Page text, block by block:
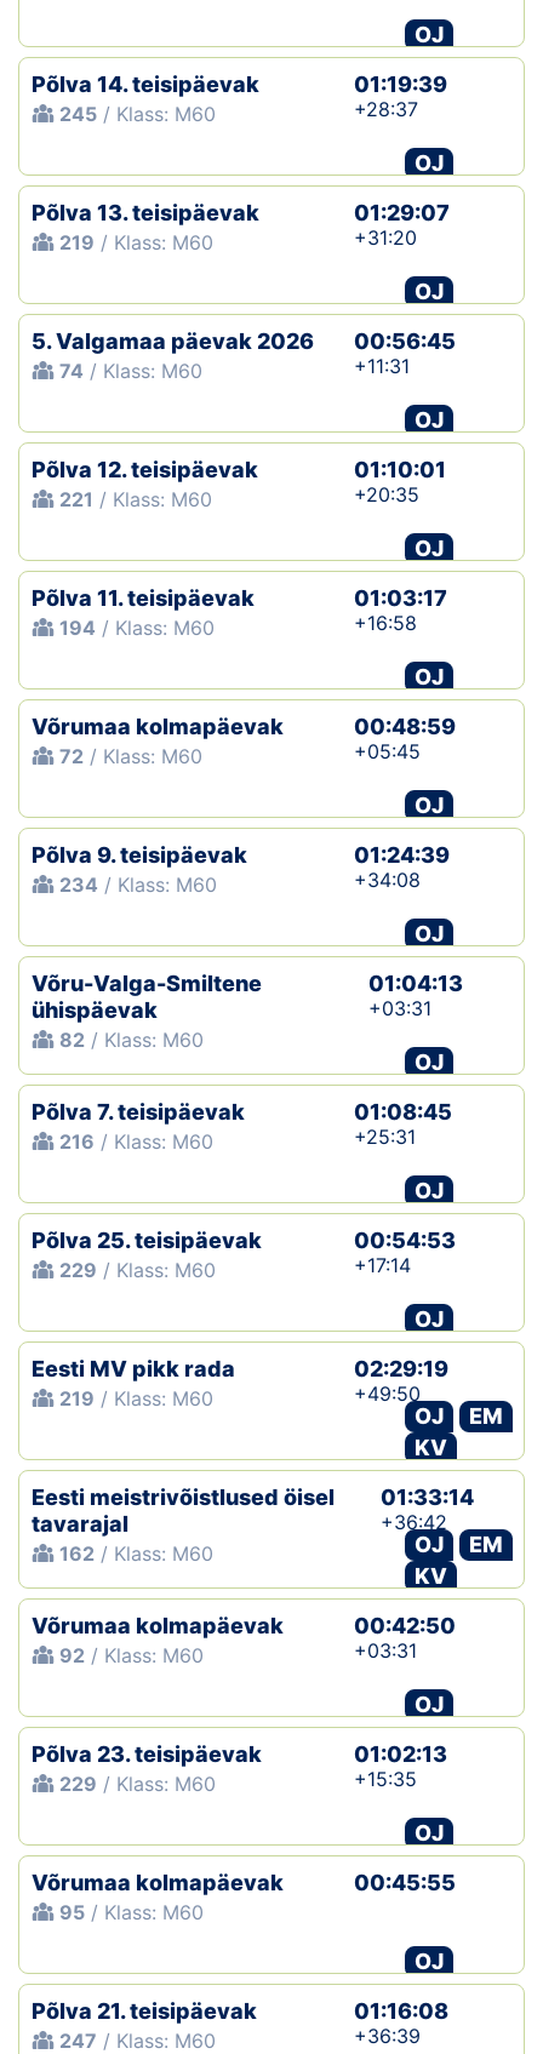
Tulemused
Klubid
Suletud maastikud
Püsirajad
Ajalugu
Koolitused
OJ
Põlva 14. teisipäevak
245 / Klass: M60
01:19:39
+28:37
OJ
Põlva 13. teisipäevak
219 / Klass: M60
01:29:07
+31:20
OJ
5. Valgamaa päevak 2026
74 / Klass: M60
00:56:45
+11:31
OJ
Põlva 12. teisipäevak
221 / Klass: M60
01:10:01
+20:35
OJ
Põlva 11. teisipäevak
194 / Klass: M60
01:03:17
+16:58
OJ
Võrumaa kolmapäevak
72 / Klass: M60
00:48:59
+05:45
OJ
Põlva 9. teisipäevak
234 / Klass: M60
01:24:39
+34:08
OJ
Võru-Valga-Smiltene
ühispäevak
82 / Klass: M60
01:04:13
+03:31
OJ
Põlva 7. teisipäevak
216 / Klass: M60
01:08:45
+25:31
OJ
Põlva 25. teisipäevak
229 / Klass: M60
00:54:53
+17:14
OJ
Eesti MV pikk rada
219 / Klass: M60
02:29:19
+49:50
OJ
EM
KV
Eesti meistrivõistlused öisel
tavarajal
162 / Klass: M60
01:33:14
+36:42
OJ
EM
KV
Võrumaa kolmapäevak
92 / Klass: M60
00:42:50
+03:31
OJ
Põlva 23. teisipäevak
229 / Klass: M60
01:02:13
+15:35
OJ
Võrumaa kolmapäevak
95 / Klass: M60
00:45:55
OJ
Põlva 21. teisipäevak
247 / Klass: M60
01:16:08
+36:39